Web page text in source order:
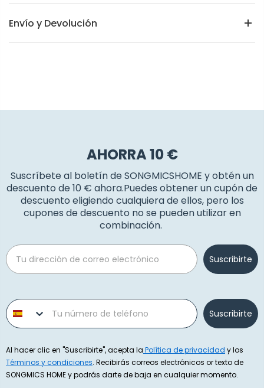
Envío y Devolución
AHORRA 10 €
Suscríbete al boletín de SONGMICSHOME y obtén un
descuento de 10 € ahora.Puedes obtener un cupón de
descuento eligiendo cualquiera de ellos, pero los
cupones de descuento no se pueden utilizar en
combinación.
Email
Suscribirte
Phone number
Suscribirte
Al hacer clic en "Suscribirte", acepta la Política de privacidad y los
Términos y condiciones. Recibirás correos electrónicos or texto de
SONGMICS HOME y podrás darte de baja en cualquier momento.